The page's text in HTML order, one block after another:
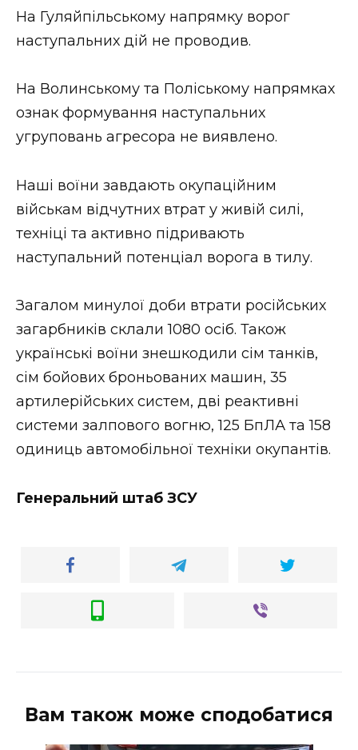
На Гуляйпільському напрямку ворог
наступальних дій не проводив.
На Волинському та Поліському напрямках
ознак формування наступальних
угруповань агресора не виявлено.
Наші воїни завдають окупаційним
військам відчутних втрат у живій силі,
техніці та активно підривають
наступальний потенціал ворога в тилу.
Загалом минулої доби втрати російських
загарбників склали 1080 осіб. Також
українські воїни знешкодили сім танків,
сім бойових броньованих машин, 35
артилерійських систем, дві реактивні
системи залпового вогню, 125 БпЛА та 158
одиниць автомобільної техніки окупантів.
Генеральний штаб ЗСУ
Вам також може сподобатися